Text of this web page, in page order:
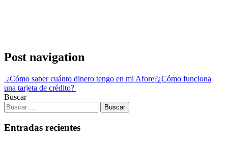
Post navigation
¿Cómo saber cuánto dinero tengo en mi Afore?¿Cómo funciona
una tarjeta de crédito?
Buscar
Entradas recientes